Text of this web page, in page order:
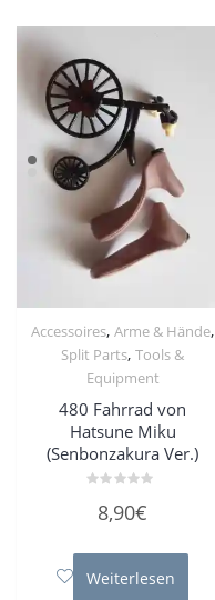
Accessoires,Arme & Hände,
Split Parts,Tools &
Equipment
480 Fahrrad von
Hatsune Miku
(Senbonzakura Ver.)
mit
5
8,90€
Weiterlesen